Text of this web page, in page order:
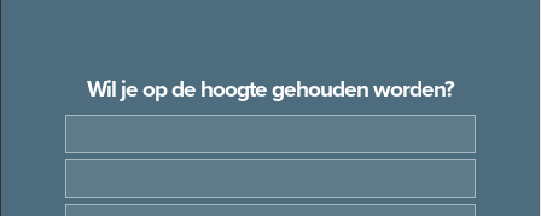
Wil je op de hoogte gehouden worden?